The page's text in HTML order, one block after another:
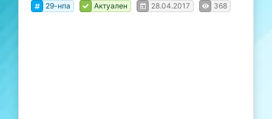
29-нпа Актуален 28.04.2017 368